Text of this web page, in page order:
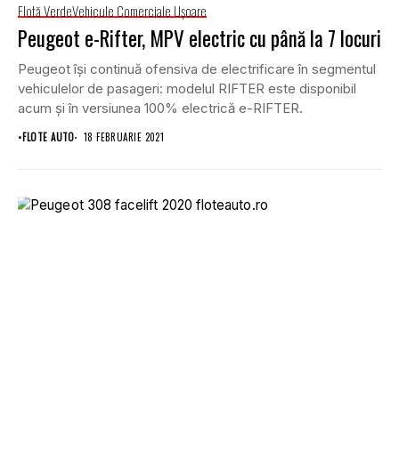
Flotă VerdeVehicule Comerciale Uşoare
Peugeot e-Rifter, MPV electric cu până la 7 locuri
Peugeot își continuă ofensiva de electrificare în segmentul
vehiculelor de pasageri: modelul RIFTER este disponibil
acum și în versiunea 100% electrică e-RIFTER.
•FLOTE AUTO 18 FEBRUARIE 2021